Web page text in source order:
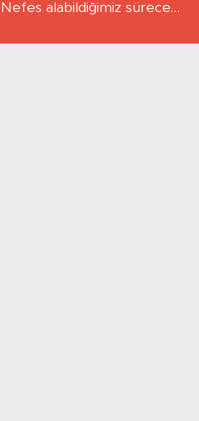
Nefes alabildiğimiz sürece…